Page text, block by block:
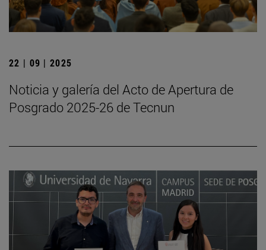
22 | 09 | 2025
Noticia y galería del Acto de Apertura de
Posgrado 2025-26 de Tecnun